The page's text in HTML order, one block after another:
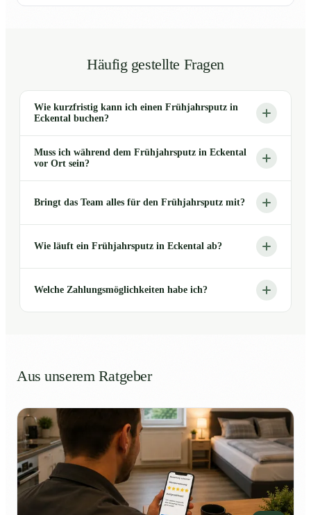
Häufig gestellte Fragen
Wie kurzfristig kann ich einen Frühjahrsputz in
Eckental buchen?
Muss ich während dem Frühjahrsputz in Eckental
vor Ort sein?
Bringt das Team alles für den Frühjahrsputz mit?
Wie läuft ein Frühjahrsputz in Eckental ab?
Welche Zahlungsmöglichkeiten habe ich?
Aus unserem Ratgeber